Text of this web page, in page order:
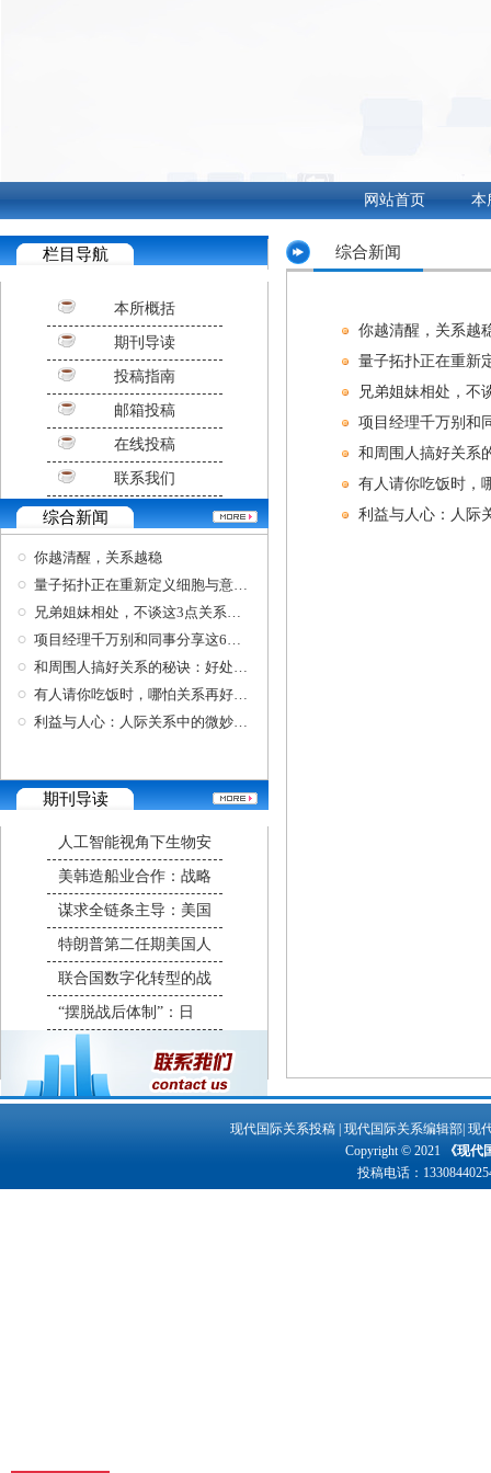
网站首页 本
栏目导航
本所概括
期刊导读
投稿指南
邮箱投稿
在线投稿
联系我们
综合新闻
你越清醒，关系越稳
量子拓扑正在重新定义细胞与意识的关系。
兄弟姐妹相处，不谈这3点关系更好
项目经理千万别和同事分享这6件事，关系再好也
和周围人搞好关系的秘诀：好处独享不要炫耀；
有人请你吃饭时，哪怕关系再好，也要记得三不
利益与人心：人际关系中的微妙平衡
期刊导读
人工智能视角下生物安
美韩造船业合作：战略
谋求全链条主导：美国
特朗普第二任期美国人
联合国数字化转型的战
“摆脱战后体制”：日
综合新闻
你越清醒，关系越
量子拓扑正在重新
兄弟姐妹相处，不
项目经理千万别和
和周围人搞好关系
有人请你吃饭时，
利益与人心：人际
现代国际关系投稿 现代国际关系编辑部 现
Copyright © 2021
《现代
投稿电话：